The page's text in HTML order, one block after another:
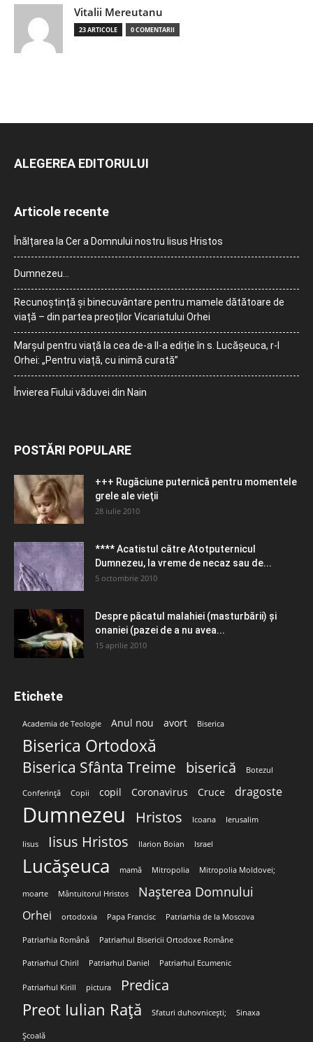
Vitalii Mereutanu
23 ARTICOLE 0 COMENTARII
ALEGEREA EDITORULUI
Articole recente
Înălțarea la Cer a Domnului nostru Iisus Hristos
Dumnezeu…
Recunoștință și binecuvântare pentru mamele dătătoare de
viață – din partea preoților Vicariatului Orhei
Marșul pentru viață la cea de-a II-a ediție în s. Lucășeuca, r-l
Orhei: „Pentru viață, cu inimă curată”
Învierea Fiului văduvei din Nain
POSTĂRI POPULARE
+++ Rugăciune puternică pentru momentele
grele ale vieţii
28 iulie 2010
**** Acatistul către Atotputernicul
Dumnezeu, la vreme de necaz sau de...
5 octombrie 2010
Despre păcatul malahiei (masturbării) şi
onaniei (pazei de a nu avea...
15 aprilie 2010
Etichete
Academia de Teologie Anul nou avort Biserica
Biserica Ortodoxă
Biserica Sfânta Treime biserică Botezul
Conferință Copii copil Coronavirus Cruce dragoste
Dumnezeu Hristos Icoana Ierusalim
Iisus Iisus Hristos Ilarion Boian Israel
Lucășeuca mamă Mitropolia Mitropolia Moldovei;
moarte Mântuitorul Hristos Nașterea Domnului
Orhei ortodoxia Papa Francisc Patriarhia de la Moscova
Patriarhia Română Patriarhul Bisericii Ortodoxe Române
Patriarhul Chiril Patriarhul Daniel Patriarhul Ecumenic
Patriarhul Kirill pictura Predica
Preot Iulian Rață Sfaturi duhovnicești; Sinaxa
Școală